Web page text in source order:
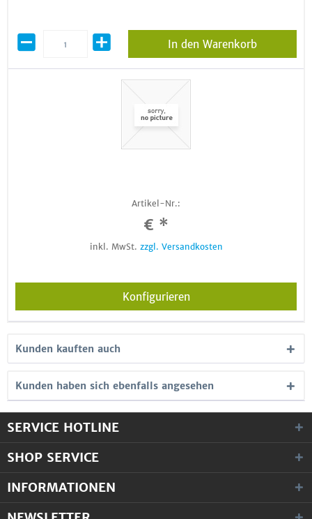
In den Warenkorb
Artikel-Nr.:
€ *
inkl. MwSt. zzgl. Versandkosten
Konfigurieren
Kunden kauften auch
Kunden haben sich ebenfalls angesehen
SERVICE HOTLINE
SHOP SERVICE
INFORMATIONEN